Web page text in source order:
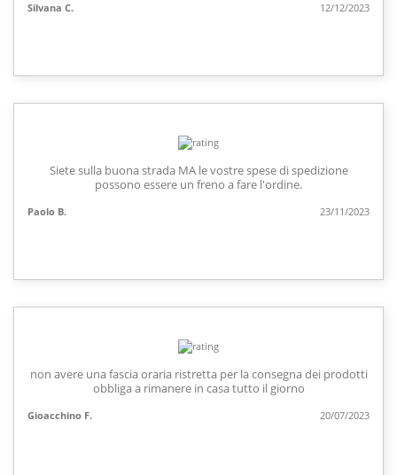
Silvana C. 12/12/2023
Siete sulla buona strada MA le vostre spese di spedizione
possono essere un freno a fare l'ordine.
Paolo B. 23/11/2023
non avere una fascia oraria ristretta per la consegna dei prodotti
obbliga a rimanere in casa tutto il giorno
Gioacchino F. 20/07/2023